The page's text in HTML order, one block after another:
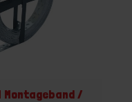
Montageband /